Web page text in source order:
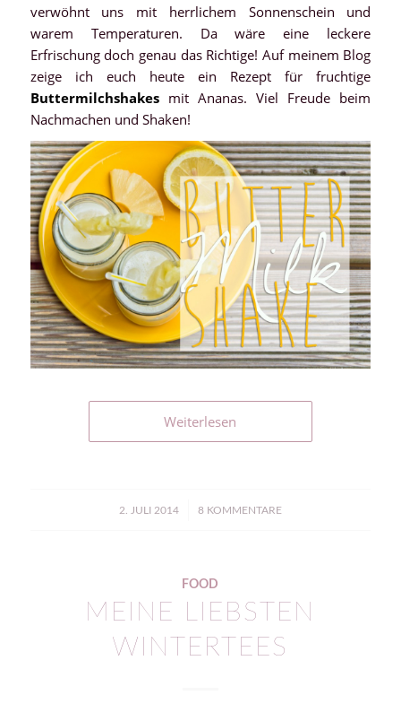
verwöhnt uns mit herrlichem Sonnenschein und
warem Temperaturen. Da wäre eine leckere
Erfrischung doch genau das Richtige! Auf meinem Blog
zeige ich euch heute ein Rezept für fruchtige
Buttermilchshakesmit Ananas. Viel Freude beim
Nachmachen und Shaken!
Weiterlesen
2. JULI 2014
/ 8 KOMMENTARE
FOOD
MEINE LIEBSTEN
WINTERTEES